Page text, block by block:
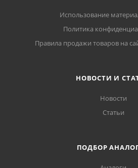
Использование
Политика
Правила продажи товаров на
НОВОСТИ И
Новости
Статьи
ПОДБОР